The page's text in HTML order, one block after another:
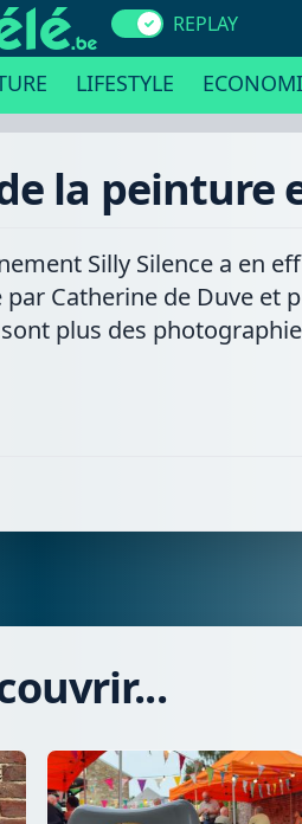
REPLAY
LIFESTYLE
la peinture
Silly Silence a en
Catherine de Duve et
plus des